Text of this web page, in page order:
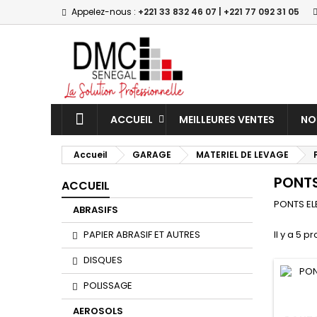
Appelez-nous : +221 33 832 46 07 | +221 77 092 31 05
ACCUEIL MEILLEURES VENTES
Accueil GARAGE MATERIEL DE LEVAGE
ACCUEIL
ABRASIFS
PAPIER ABRASIF ET AUTRES
DISQUES
POLISSAGE
AEROSOLS
PONTS
Il y a 5